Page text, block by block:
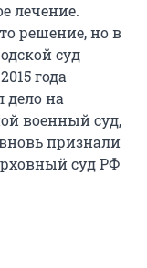
лечение.
решение, но в
суд
года
дело на
военный суд,
вновь признали
суд РФ